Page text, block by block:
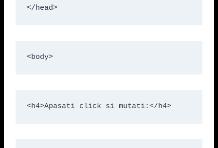
</head>
<body>
<h4>Apasati click si mutati:</h4>